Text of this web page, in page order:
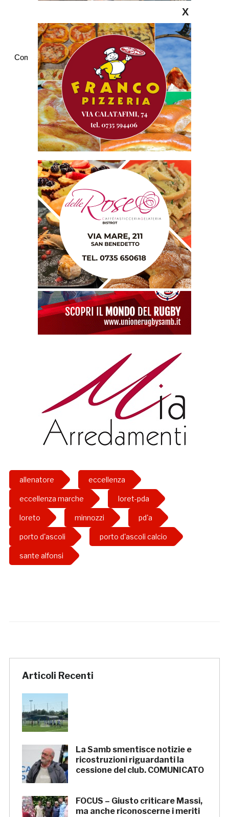
Commenti
allenatore eccellenza
eccellenza marche loret-pda
loreto minnozzi pd'a
porto d'ascoli porto d'ascoli calcio
sante alfonsi
Articoli Recenti
La Samb smentisce notizie e
ricostruzioni riguardanti la
cessione del club. COMUNICATO
FOCUS – Giusto criticare Massi,
ma anche riconoscerne i meriti
X